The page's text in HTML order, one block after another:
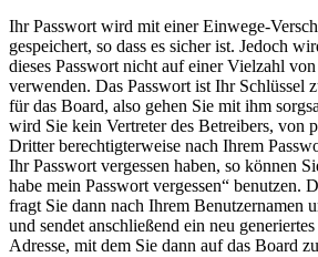
Ihr Passwort wird mit einer Einwege-
gespeichert, so dass es sicher ist. Jedoch
dieses Passwort nicht auf einer Vielzahl
verwenden. Das Passwort ist Ihr Schlüssel
für das Board, also gehen Sie mit ihm
wird Sie kein Vertreter des Betreibers, von
Dritter berechtigterweise nach Ihrem
Ihr Passwort vergessen haben, so können
habe mein Passwort vergessen“ benutzen.
fragt Sie dann nach Ihrem Benutzernamen
und sendet anschließend ein neu
Adresse, mit dem Sie dann auf das Board